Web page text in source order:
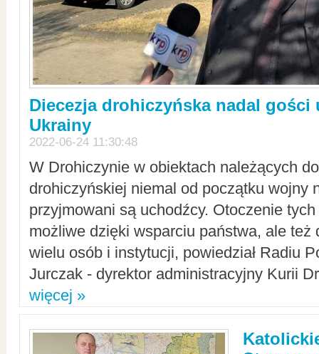
Diecezja drohiczyńska nadal gości
Ukrainy
2022-06-24 11:30:48
W Drohiczynie w obiektach należących
drohiczyńskiej niemal od początku wojny
przyjmowani są uchodźcy. Otoczenie
możliwe dzięki wsparciu państwa, ale też
wielu osób i instytucji, powiedział Radiu
Jurczak - dyrektor administracyjny Kurii
więcej »